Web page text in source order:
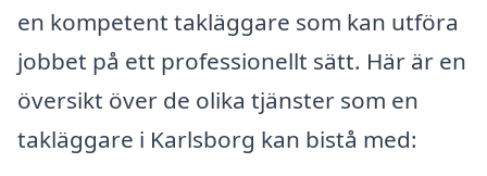
en kompetent takläggare som kan utföra
jobbet på ett professionellt sätt. Här är en
översikt över de olika tjänster som en
takläggare i Karlsborg kan bistå med: